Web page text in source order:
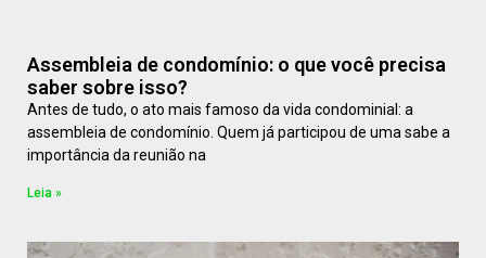
Assembleia de condomínio: o que você precisa
saber sobre isso?
Antes de tudo, o ato mais famoso da vida condominial: a
assembleia de condomínio. Quem já participou de uma sabe a
importância da reunião na
Leia »